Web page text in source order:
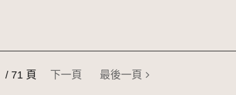
/ 71 頁 下一頁 最後一頁